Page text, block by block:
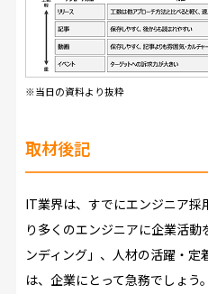
※当日の資料より抜粋
取材後記
IT業界は、すでにエンジニア採
り多くのエンジニアに企業活
ンディング」、人材の活躍・定
は、企業にとって急務でしょう